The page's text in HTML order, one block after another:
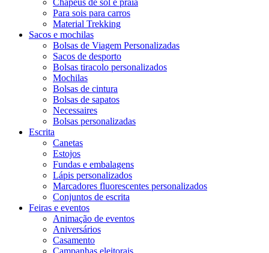
Para sois para carros
Material Trekking
Sacos e mochilas
Bolsas de Viagem Personalizadas
Sacos de desporto
Bolsas tiracolo personalizados
Mochilas
Bolsas de cintura
Bolsas de sapatos
Necessaires
Bolsas personalizadas
Escrita
Canetas
Estojos
Fundas e embalagens
Lápis personalizados
Marcadores fluorescentes personalizados
Conjuntos de escrita
Feiras e eventos
Animação de eventos
Aniversários
Casamento
Campanhas eleitorais